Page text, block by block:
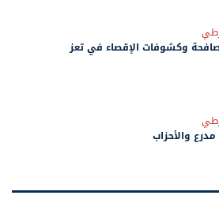
وكشوفات الإقصاء في تعز